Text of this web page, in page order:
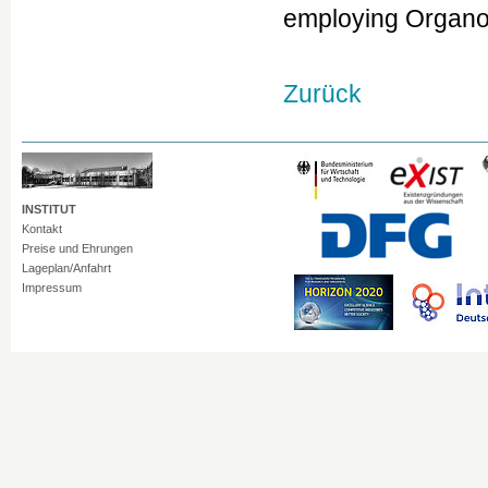
employing
Zurück
INSTITUT
Kontakt
Preise und Ehrungen
Lageplan/Anfahrt
Impressum